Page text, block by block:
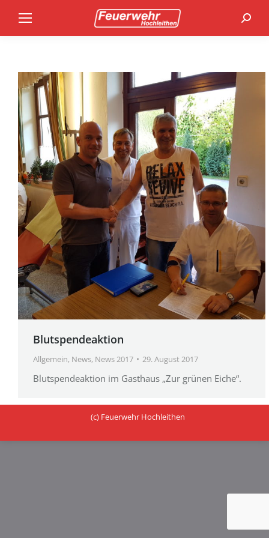
Blutspendeaktion
Allgemein, News, News 2017 29. August 2017
Blutspendeaktion im Gasthaus „Zur grünen Eiche“.
(c) Feuerwehr Hochleithen